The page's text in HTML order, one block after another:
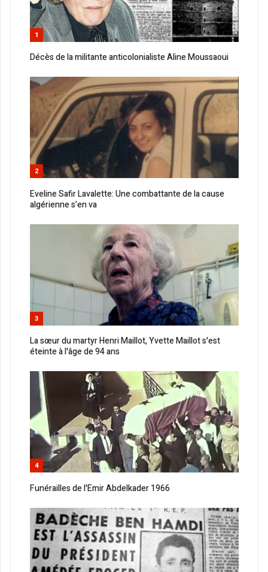
1
Décès de la militante anticolonialiste Aline Moussaoui
2
Eveline Safir Lavalette: Une combattante de la cause
algérienne s’en va
3
La sœur du martyr Henri Maillot, Yvette Maillot s'est
éteinte à l'âge de 94 ans
4
Funérailles de l'Emir Abdelkader 1966